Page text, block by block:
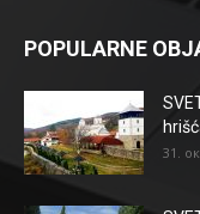
POPULARNE
31.